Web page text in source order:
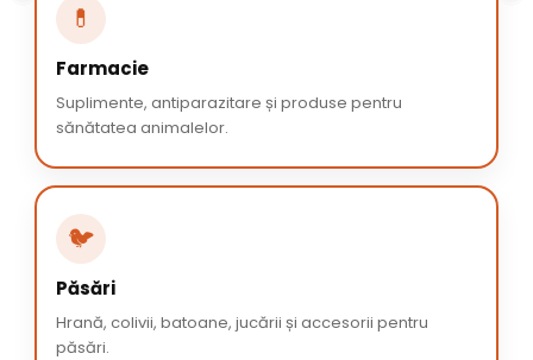
💊
Farmacie
Suplimente, antiparazitare și produse pentru
sănătatea animalelor.
🐦
Păsări
Hrană, colivii, batoane, jucării și accesorii pentru
păsări.